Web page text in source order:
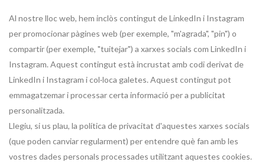
Al nostre lloc web, hem inclòs contingut de LinkedIn i Instagram
per promocionar pàgines web (per exemple, "m'agrada", "pin") o
compartir (per exemple, "tuitejar") a xarxes socials com LinkedIn i
Instagram. Aquest contingut està incrustat amb codi derivat de
LinkedIn i Instagram i col·loca galetes. Aquest contingut pot
emmagatzemar i processar certa informació per a publicitat
personalitzada.
Llegiu, si us plau, la política de privacitat d'aquestes xarxes socials
(que poden canviar regularment) per entendre què fan amb les
vostres dades personals processades utilitzant aquestes cookies.